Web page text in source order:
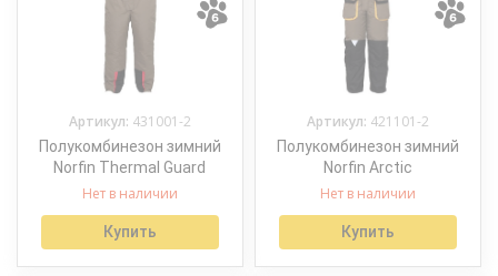
Артикул: 431001-2
Полукомбинезон зимний
Norfin Thermal Guard
Нет в наличии
Купить
Артикул: 421101-2
Полукомбинезон зимний
Norfin Arctic
Нет в наличии
Купить